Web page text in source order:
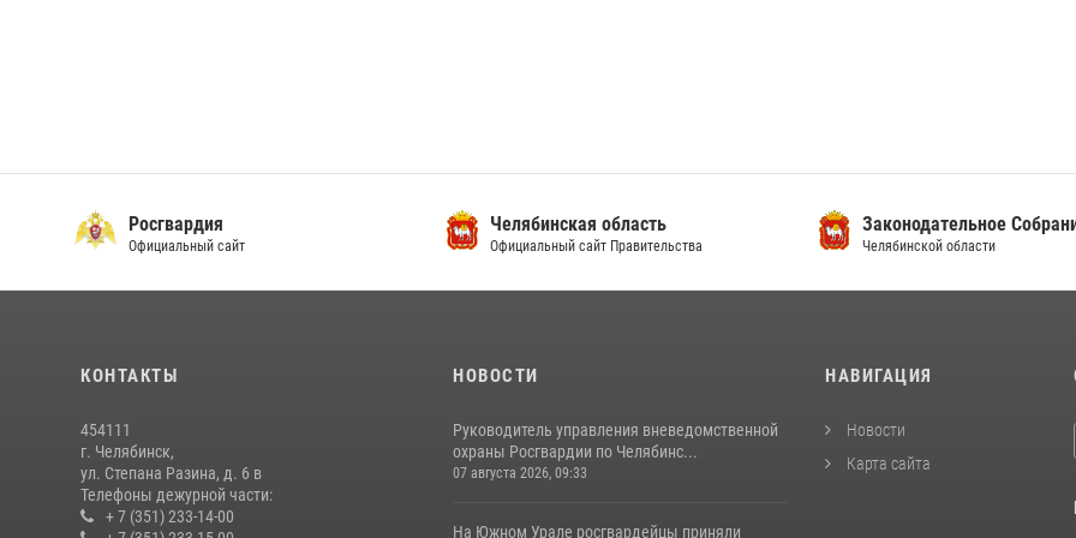
Росгвардия
Официальный сайт
Челябинская область
Официальный сайт Правительства
Законодательное
Челябинской области
КОНТАКТЫ
454111
г. Челябинск,
ул. Степана Разина, д. 6 в
Телефоны дежурной части:
+ 7 (351) 233-14-00
НОВОСТИ
Руководитель управления вневедомственной
охраны Росгвардии по Челябинс...
07 августа 2026, 09:33
На Южном Урале росгвардейцы приняли
НАВИГАЦИЯ
Новости
Карта сайта